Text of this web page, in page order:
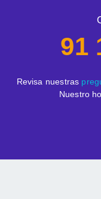
91
Revisa nuestras
Nuestro